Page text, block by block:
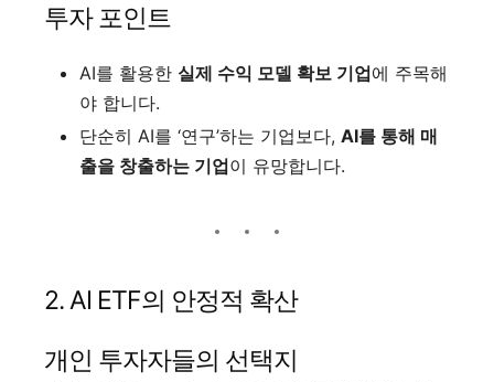
투자 포인트
AI를 활용한 실제 수익 모델 확보 기업에 주목해
야 합니다.
단순히 AI를 ‘연구’하는 기업보다, AI를 통해 매
출을 창출하는 기업이 유망합니다.
2. AI ETF의 안정적 확산
개인 투자자들의 선택지